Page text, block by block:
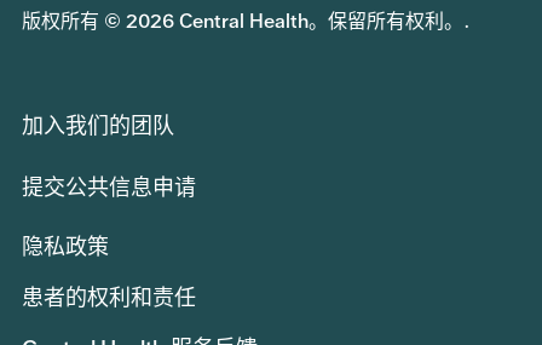
版权所有 © 2026 Central Health。保留所有权利。.
加入我们的团队
提交公共信息申请
隐私政策
患者的权利和责任